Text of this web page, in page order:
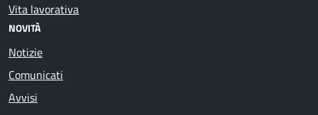
Vita lavorativa
NOVITÀ
Notizie
Comunicati
Avvisi